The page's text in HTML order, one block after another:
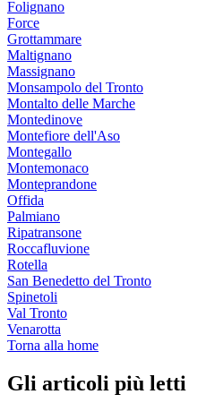
Folignano
Force
Grottammare
Maltignano
Massignano
Monsampolo del Tronto
Montalto delle Marche
Montedinove
Montefiore dell'Aso
Montegallo
Montemonaco
Monteprandone
Offida
Palmiano
Ripatransone
Roccafluvione
Rotella
San Benedetto del Tronto
Spinetoli
Val Tronto
Venarotta
Torna alla home
Gli articoli più letti